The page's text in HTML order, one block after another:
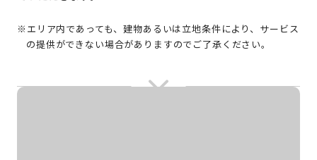
※エリア内であっても、建物あるいは立地条件により、サービス
の提供ができない場合がありますのでご了承ください。